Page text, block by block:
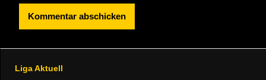
Liga Aktuell